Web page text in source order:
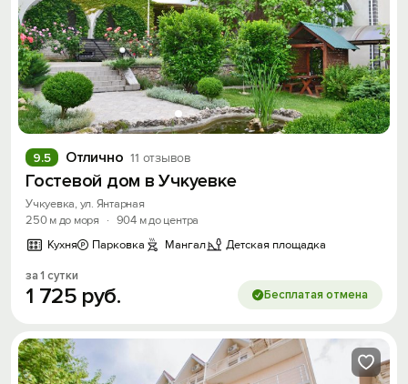
Отлично 11 отзывов
9.5
Гостевой дом в Учкуевке
Учкуевка, ул. Янтарная
250 м до моря
· 904 м до центра
Кухня
Парковка Мангал Детская площадка
за 1 сутки
1 725 руб. Бесплатая отмена